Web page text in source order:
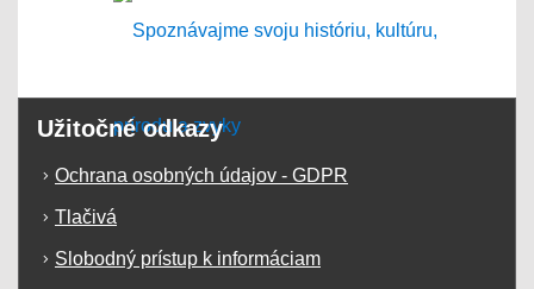
Užitočné odkazy
Ochrana osobných údajov - GDPR
Tlačivá
Slobodný prístup k informáciam